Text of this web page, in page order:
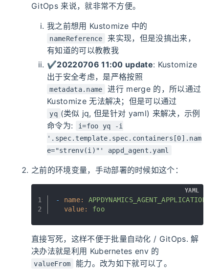
GitOps 来说，就非常不方便。
我之前想用 Kustomize 中的
nameReference
来实现，但是没搞出来，
有知道的可以教教我
✔️20220706 11:00 update: Kustomize
出于安全考虑，是严格按照
metadata.name
进行 merge 的，所以通过
Kustomize 无法解决；但是可以通过
yq (类似 jq, 但是针对 yaml) 来解决，示例
命令为:
i=foo yq -i
'.spec.template.spec.containers[0].nam
e="strenv(i)"' appd_agent.yaml
之前的环境变量，手动部署的时候如这个：
1
2
- name:
value:
foo
YAML
直接写死，这样不便于批量自动化 / GitOps. 解
决办法就是利用 Kubernetes env 的
valueFrom 能力。改为如下就可以了。